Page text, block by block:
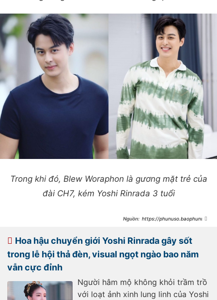
Trong khi đó, Blew Woraphon là gương mặt trẻ của
đài CH7, kém Yoshi Rinrada 3 tuổi
https://phunuso.baophunuth
vien-kem-3-tuoi-tu-de-lo-bang-
chung-tren-mxh-
Hoa hậu chuyển giới Yoshi Rinrada gây sốt
trong lễ hội thả đèn, visual ngọt ngào bao năm
vẫn cực đỉnh
Người hâm mộ không khỏi trầm trồ
với loạt ảnh xinh lung linh của Yoshi